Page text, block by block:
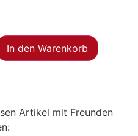
In den Warenkorb
Artikel mit Freunden